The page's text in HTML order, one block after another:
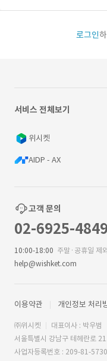
로그인
서비스 전체보기
위시켓
AIDP - AX
고객 문의
02-6925-4849
10:00-18:00 주말·공휴일 제외
help@wishket.com
이용약관 개인정보 처리
㈜위시켓
대표이사 : 박우범
서울특별시 강남구 테헤란로
사업자등록번호 : 209-81-